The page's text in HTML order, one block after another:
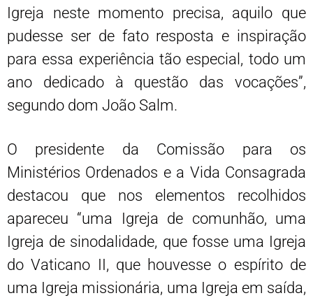
Igreja neste momento precisa, aquilo que
pudesse ser de fato resposta e inspiração
para essa experiência tão especial, todo um
ano dedicado à questão das vocações”,
segundo dom João Salm.
O presidente da Comissão para os
Ministérios Ordenados e a Vida Consagrada
destacou que nos elementos recolhidos
apareceu “uma Igreja de comunhão, uma
Igreja de sinodalidade, que fosse uma Igreja
do Vaticano II, que houvesse o espírito de
uma Igreja missionária, uma Igreja em saída,